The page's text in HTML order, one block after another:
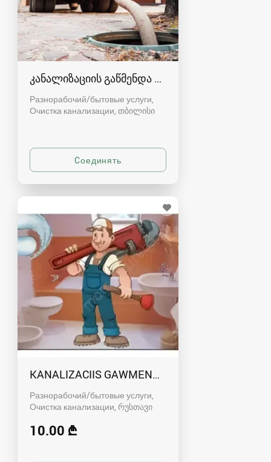
კანალიზაციის გაწმენდა თბილისი 557554000
Разнорабочий/бытовые услуги,
Очистка канализации თბილისი
KANALIZACIIS GAWMENDA RUSTAVSHI -
Разнорабочий/бытовые услуги,
Очистка канализации რუსთავი
10.00 ₾